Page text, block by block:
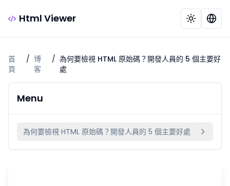
Html Viewer
首
頁
/ 博
客
/ 為何要檢視 HTML 原始碼？開發人員的 5 個主要好
處
Menu
為何要檢視 HTML 原始碼？開發人員的 5 個主要好處